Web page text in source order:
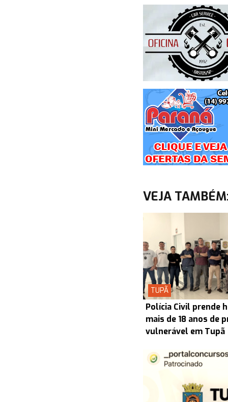
VEJA
TUPÃ
Polícia Civil prende
mais de 18 anos de
vulnerável em Tupã